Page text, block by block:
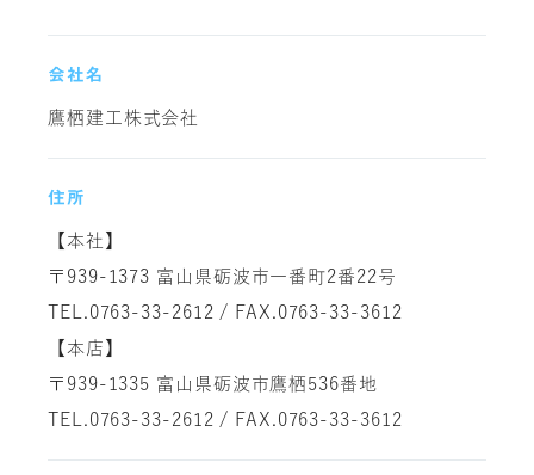
会社名
鷹栖建工株式会社
住所
【本社】
〒939-1373 富山県砺波市一番町2番22号
TEL.0763-33-2612 / FAX.0763-33-3612
【本店】
〒939-1335 富山県砺波市鷹栖536番地
TEL.0763-33-2612 / FAX.0763-33-3612